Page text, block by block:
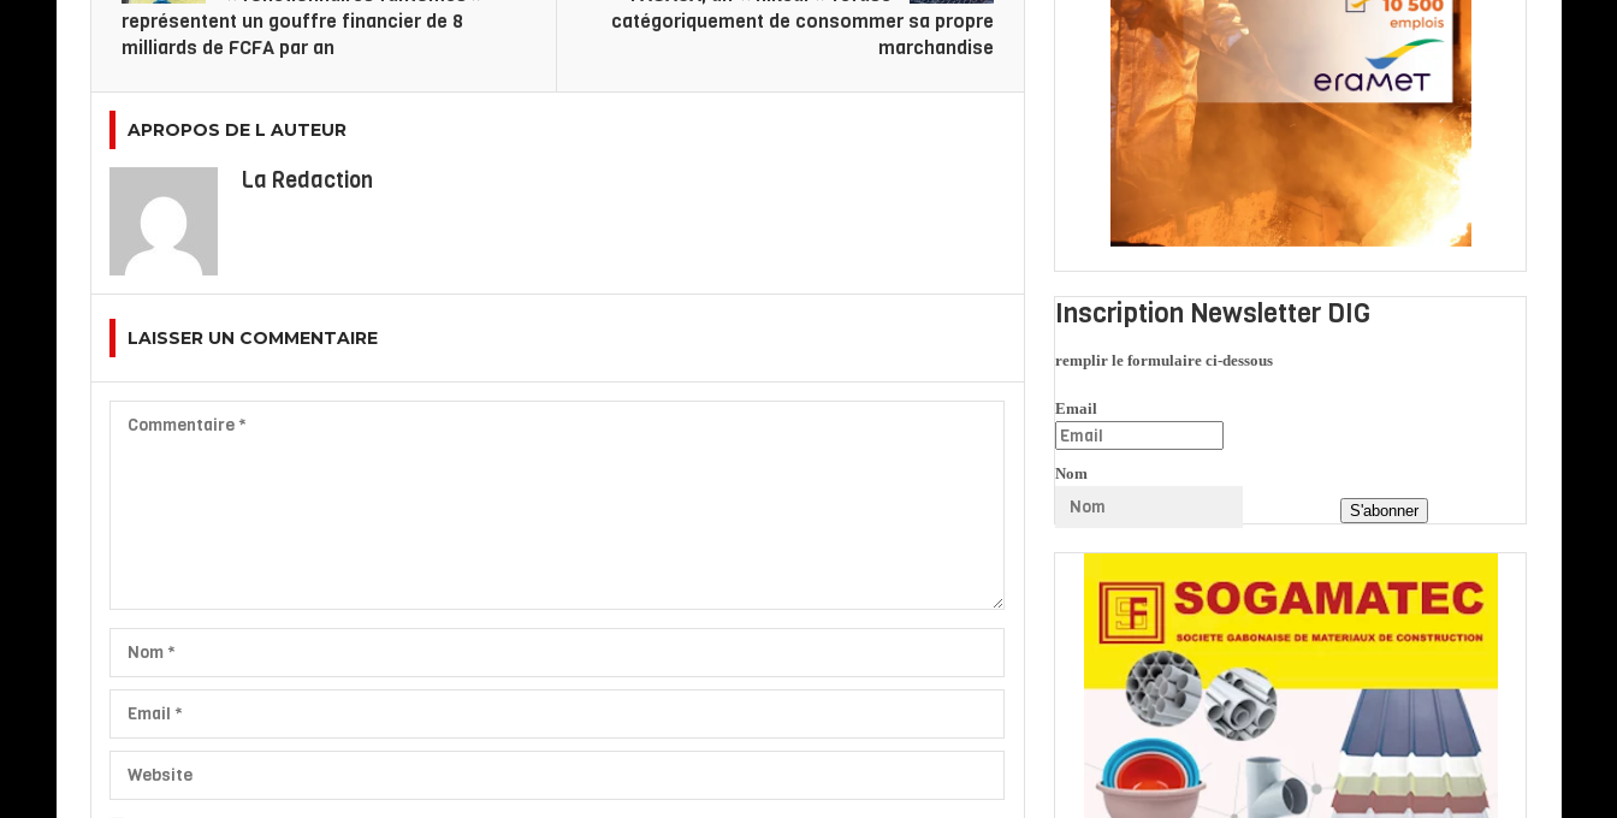
représentent un gouffre financier de 8
milliards de FCFA par an
catégoriquement de consommer sa propre
marchandise
APROPOS DE L AUTEUR
La Redaction
LAISSER UN COMMENTAIRE
Inscription Newsletter DIG
remplir le formulaire ci-dessous
Email
Nom
S'abonner